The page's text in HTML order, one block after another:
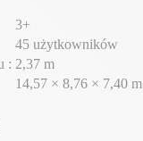
3+
45 użytkowników
: 2,37 m
14,57 × 8,76 × 7,40 m